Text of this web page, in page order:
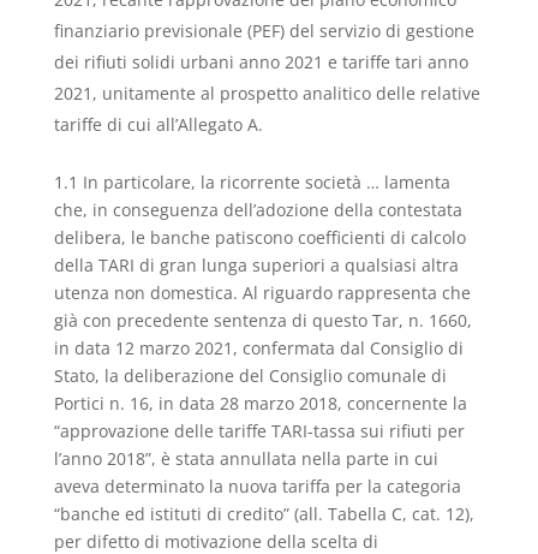
finanziario previsionale (PEF) del servizio di gestione
dei rifiuti solidi urbani anno 2021 e tariffe tari anno
2021, unitamente al prospetto analitico delle relative
tariffe di cui all’Allegato A.
1.1 In particolare, la ricorrente società … lamenta
che, in conseguenza dell’adozione della contestata
delibera, le banche patiscono coefficienti di calcolo
della TARI di gran lunga superiori a qualsiasi altra
utenza non domestica. Al riguardo rappresenta che
già con precedente sentenza di questo Tar, n. 1660,
in data 12 marzo 2021, confermata dal Consiglio di
Stato, la deliberazione del Consiglio comunale di
Portici n. 16, in data 28 marzo 2018, concernente la
“approvazione delle tariffe TARI-tassa sui rifiuti per
l’anno 2018”, è stata annullata nella parte in cui
aveva determinato la nuova tariffa per la categoria
“banche ed istituti di credito” (all. Tabella C, cat. 12),
per difetto di motivazione della scelta di